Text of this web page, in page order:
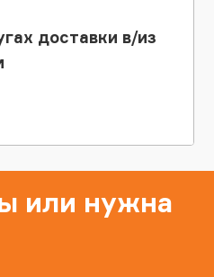
доставки в/из
или нужна